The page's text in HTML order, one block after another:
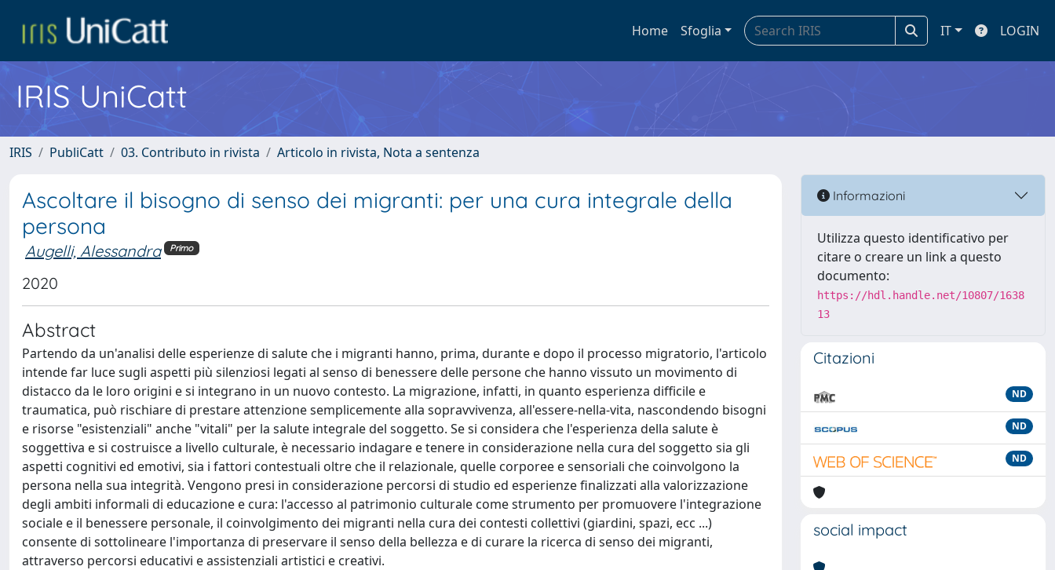
Home Sfoglia IT LOGIN
IRIS UniCatt
IRIS PubliCatt 03. Contributo in rivista Articolo in rivista, Nota a sentenza
Ascoltare il bisogno di senso dei migranti: per una cura integrale della
persona
Augelli, Alessandra Primo
2020
Abstract
Partendo da un'analisi delle esperienze di salute che i migranti hanno, prima, durante e dopo il processo migratorio, l'articolo
intende far luce sugli aspetti più silenziosi legati al senso di benessere delle persone che hanno vissuto un movimento di
distacco da le loro origini e si integrano in un nuovo contesto. La migrazione, infatti, in quanto esperienza difficile e
traumatica, può rischiare di prestare attenzione semplicemente alla sopravvivenza, all'essere-nella-vita, nascondendo bisogni
e risorse "esistenziali" anche "vitali" per la salute integrale del soggetto. Se si considera che l'esperienza della salute è
soggettiva e si costruisce a livello culturale, è necessario indagare e tenere in considerazione nella cura del soggetto sia gli
aspetti cognitivi ed emotivi, sia i fattori contestuali oltre che il relazionale, quelle corporee e sensoriali che coinvolgono la
persona nella sua integrità. Vengono presi in considerazione percorsi di studio ed esperienze finalizzati alla valorizzazione
degli ambiti informali di educazione e cura: l'accesso al patrimonio culturale come strumento per promuovere l'integrazione
sociale e il benessere personale, il coinvolgimento dei migranti nella cura dei contesti collettivi (giardini, spazi, ecc ...)
consente di sottolineare l'importanza di preservare il senso della bellezza e di curare la ricerca di senso dei migranti,
attraverso percorsi educativi e assistenziali artistici e creativi.
Informazioni
Utilizza questo identificativo per
citare o creare un link a questo
documento:
https://hdl.handle.net/10807/1638
13
Citazioni
ND
ND
ND
social impact